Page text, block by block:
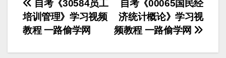
文
章
导
自考《00065国民经
济统计概论》学习视
频教程 一路偷学网
自考《30584员工
培训管理》学习视频
教程 一路偷学网